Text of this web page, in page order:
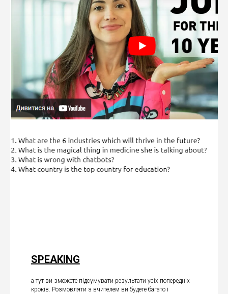
SPEAKING
а тут ви зможете підсумувати результати усіх попередніх
кроків. Розмовляти з вчителем ви будете багато і